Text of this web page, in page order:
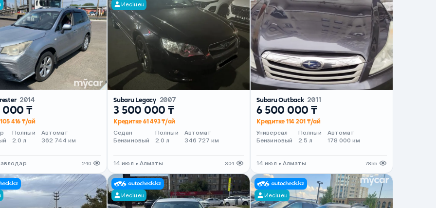
2014
000 ₸
416 ₸/ай
Полный
2.0 л
Автомат
362 744 км
240
Иесінен
Subaru Legacy 2007
3 500 000 ₸
Кредитке 61 493 ₸/ай
Седан
Бензиновый
Полный
2.0 л
Автомат
346 727 км
14 июл • Алматы 304
Subaru Outback 2011
6 500 000 ₸
Кредитке 114 201 ₸/ай
Универсал
Бензиновый
Полный
2.5 л
Автомат
178 000 км
14 июл • Алматы 7855
Иесінен Иесінен